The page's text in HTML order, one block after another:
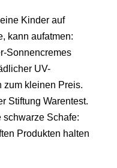
Kinder auf
kann aufatmen:
Sonnencremes
UV-
zum kleinen Preis.
Stiftung Warentest.
Schafe:
Produkten halten